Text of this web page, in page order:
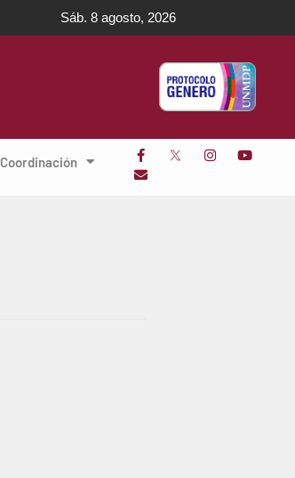
Sáb. 8 agosto, 2026
Coordinación